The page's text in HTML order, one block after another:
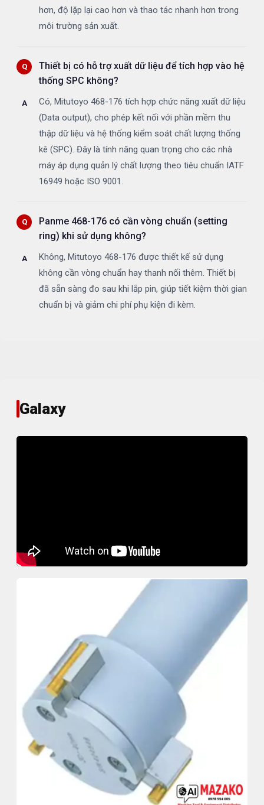
hơn, độ lặp lại cao hơn và thao tác nhanh hơn trong
môi trường sản xuất.
Thiết bị có hỗ trợ xuất dữ liệu để tích hợp vào hệ
thống SPC không?
Có, Mitutoyo 468-176 tích hợp chức năng xuất dữ liệu
(Data output), cho phép kết nối với phần mềm thu
thập dữ liệu và hệ thống kiểm soát chất lượng thống
kê (SPC). Đây là tính năng quan trọng cho các nhà
máy áp dụng quản lý chất lượng theo tiêu chuẩn IATF
16949 hoặc ISO 9001.
Panme 468-176 có cần vòng chuẩn (setting
ring) khi sử dụng không?
Không, Mitutoyo 468-176 được thiết kế sử dụng
không cần vòng chuẩn hay thanh nối thêm. Thiết bị
đã sẵn sàng đo sau khi lắp pin, giúp tiết kiệm thời gian
chuẩn bị và giảm chi phí phụ kiện đi kèm.
Galaxy